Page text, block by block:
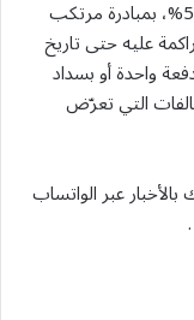
يمكن الاستفادة من تخفيض قيمة الغرامات 50%، بمبادرة مرتكب
عليه حتى تاريخ
دفعة واحدة أو بسداد
التي تعرّض
عبر الواتساب